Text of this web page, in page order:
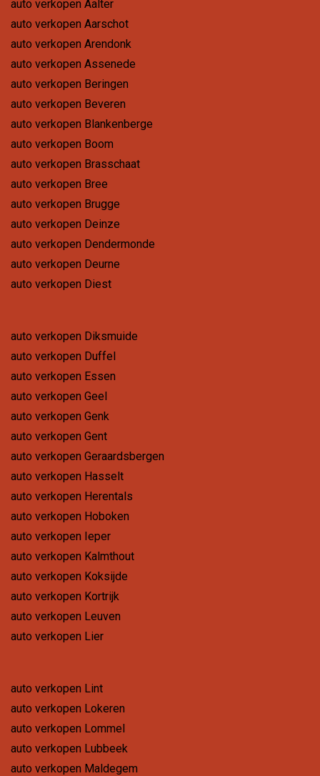
auto verkopen Aalter
auto verkopen Aarschot
auto verkopen Arendonk
auto verkopen Assenede
auto verkopen Beringen
auto verkopen Beveren
auto verkopen Blankenberge
auto verkopen Boom
auto verkopen Brasschaat
auto verkopen Bree
auto verkopen Brugge
auto verkopen Deinze
auto verkopen Dendermonde
auto verkopen Deurne
auto verkopen Diest
auto verkopen Diksmuide
auto verkopen Duffel
auto verkopen Essen
auto verkopen Geel
auto verkopen Genk
auto verkopen Gent
auto verkopen Geraardsbergen
auto verkopen Hasselt
auto verkopen Herentals
auto verkopen Hoboken
auto verkopen Ieper
auto verkopen Kalmthout
auto verkopen Koksijde
auto verkopen Kortrijk
auto verkopen Leuven
auto verkopen Lier
auto verkopen Lint
auto verkopen Lokeren
auto verkopen Lommel
auto verkopen Lubbeek
auto verkopen Maldegem